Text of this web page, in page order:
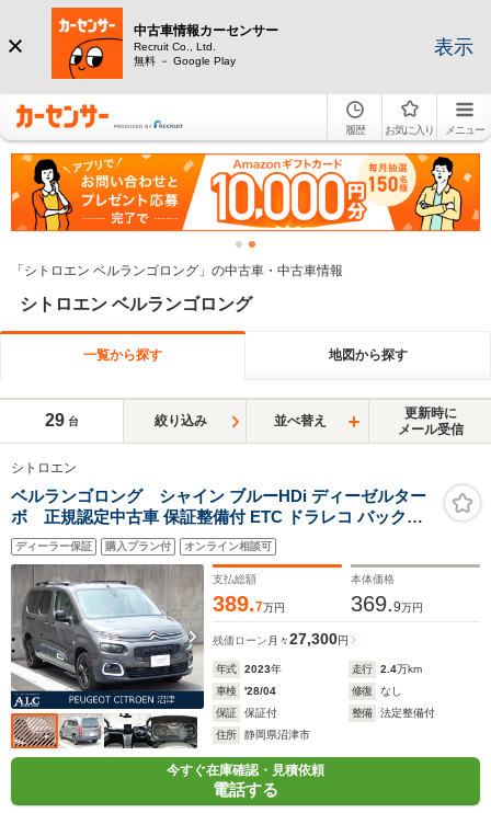
中古車情報カーセンサー
Recruit Co., Ltd.
無料 － Google Play
表示
履歴 お気に入り メニュー
「シトロエン ベルランゴロング」の中古車・中古車情報
シトロエン ベルランゴロング
一覧から探す 地図から探す
29 台 絞り込み 並べ替え
更新時に
メール受信
シトロエン
ベルランゴロング シャイン ブルーHDi ディーゼルター
ボ 正規認定中古車 保証整備付 ETC ドラレコ バックカ
メラ 衝突軽減ブレーキ アイドリングストップ 障害物ソナ
ー 車線逸脱防止 アダプティブクルコン LEDライト 純正
ホイール
ディーラー保証 購入プラン付 オンライン相談可
支払総額
389.7万円
本体価格
369.9万円
残価ローン 月々27,300円
年式 2023年 走行 2.4万km
車検
'28/04 修復
なし
保証
保証付 整備
法定整備付
住所
静岡県沼津市
今すぐ在庫確認・見積依頼
電話する